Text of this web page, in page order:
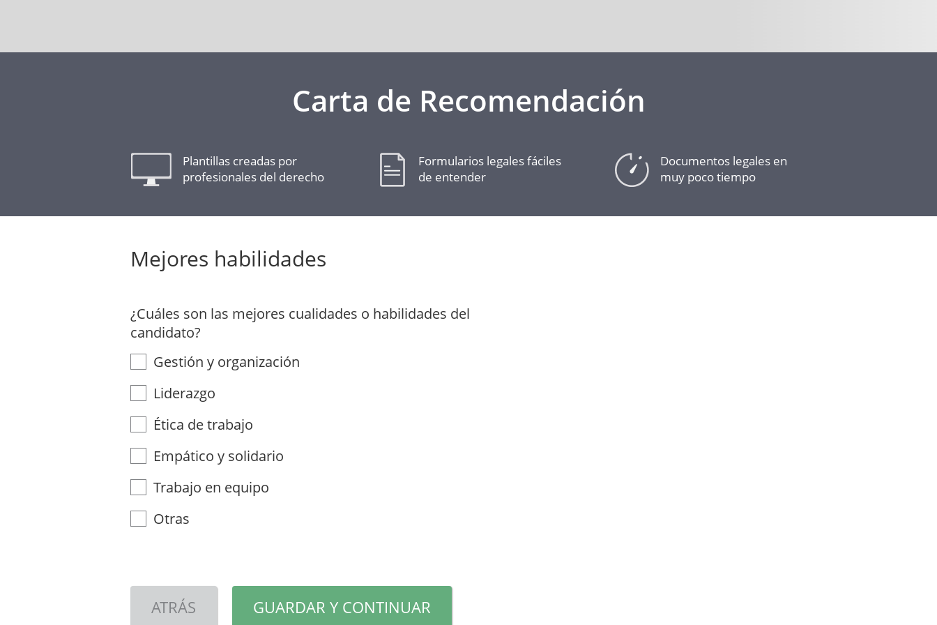
Carta de Recomendación
Plantillas creadas por
profesionales del derecho
Formularios legales fáciles
de entender
Documentos legales en
muy poco tiempo
Mejores habilidades
¿Cuáles son las mejores cualidades o habilidades del
candidato?
Gestión y organización
Liderazgo
Ética de trabajo
Empático y solidario
Trabajo en equipo
Otras
ATRÁS GUARDAR Y CONTINUAR